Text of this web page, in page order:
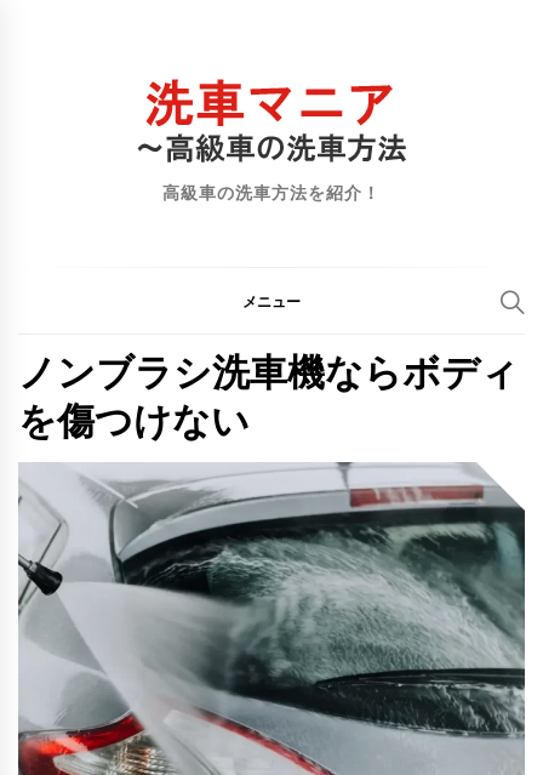
高級車の洗車方法を紹介！
メニュー
ノンブラシ洗車機ならボディ
を傷つけない